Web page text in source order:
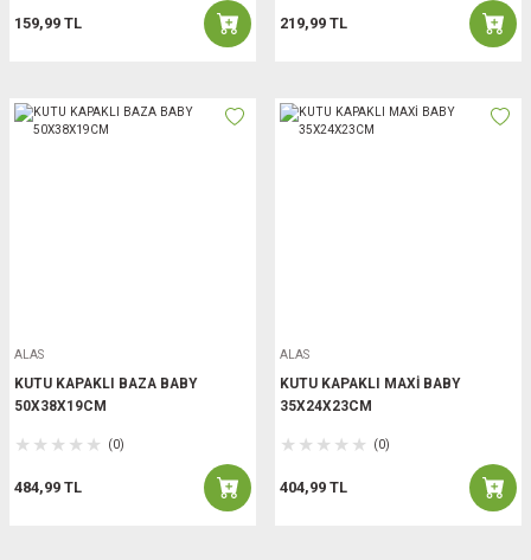
159,99 TL 219,99 TL
ALAS
KUTU KAPAKLI BAZA BABY
50X38X19CM
(0)
484,99 TL
ALAS
KUTU KAPAKLI MAXİ BABY
35X24X23CM
(0)
404,99 TL